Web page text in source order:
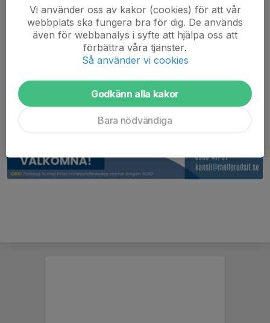
Vi använder oss av kakor (cookies) för att vår
webbplats ska fungera bra för dig. De används
även för webbanalys i syfte att hjälpa oss att
förbättra våra tjänster.
Så använder vi cookies
Godkänn alla kakor
Bara nödvändiga